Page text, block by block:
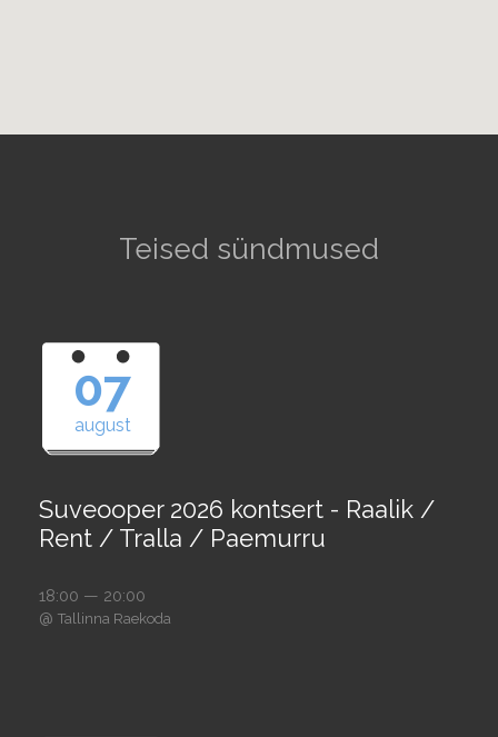
Teised sündmused
07
august
Suveooper 2026 kontsert - Raalik /
Rent / Tralla / Paemurru
18:00 — 20:00
@ Tallinna Raekoda